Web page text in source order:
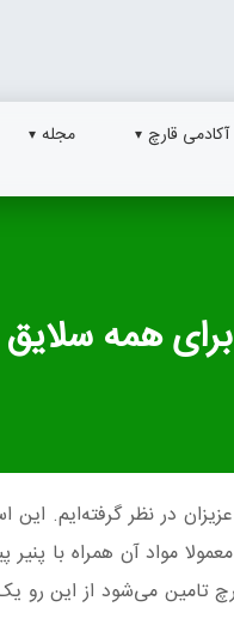
آکادمی قارچ مجله
همه سلایق
در نظر گرفته‌ایم.
مواد آن همراه با پنیر
تامین می‌شود از این رو